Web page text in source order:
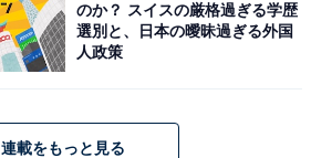
のか？ スイスの厳格過ぎる学歴
選別と、日本の曖昧過ぎる外国
人政策
連載をもっと見る